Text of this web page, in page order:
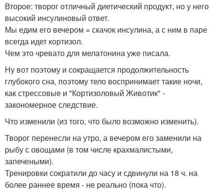
Второе: творог отличный диетический продукт, но у него
высокий инсулиновый ответ.
Мы едим его вечером = скачок инсулина, а с ним в паре
всегда идет кортизол.
Чем это чревато для мелатонина уже писала.
Ну вот поэтому и сокращается продолжительность
глубокого сна, поэтому тело воспринимает такие ночи,
как стрессовые и "Кортизоловый Животик" -
закономерное следствие.
Что изменили (из того, что было возможно изменить).
Творог перенесли на утро, а вечером его заменили на
рыбу с овощами (в том числе крахмалистыми,
запечеными).
Тренировки сократили до часу и сдвинули на 18 ч. на
более раннее время - не реально (пока что).